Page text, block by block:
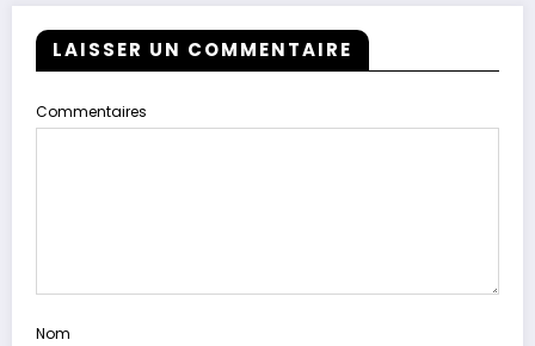
LAISSER UN COMMENTAIRE
Commentaires
Nom